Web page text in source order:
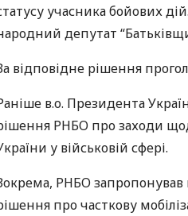
учасника бойових
депутат
відповідне рішення
в.о. Президента
РНБО про заходи
у військовій сфері.
РНБО
про часткову